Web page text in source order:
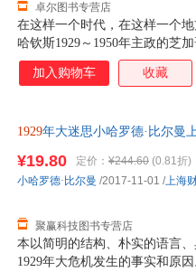
在这样一个时代，在这样一个
哈钦斯1929～1950年主政的芝
协！ 哈钦斯及其领导下20年的
话。而美国史学大师威廉·H.
大学由基本教育型向研究型转
中心的模式如此新奇与充满活
作者记叙了哈钦森为了推行自
卓尔图书专营店
加入购物车 收藏
1929年大迷思小哈罗德·比尔曼
本以简明的结构、朴实的语言
1929年大危机发生的事实和原
¥19.80 定价： ¥244.60 (0.81折)
聚赢科技图书专营店
小哈罗德·比尔曼 /2017-11-01 /上海